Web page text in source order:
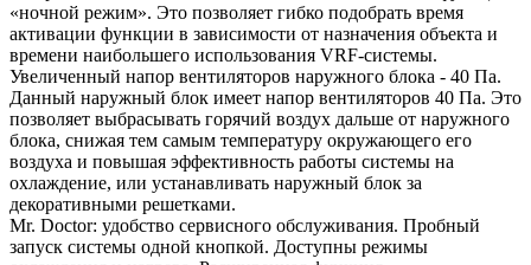
«ночной режим». Это позволяет гибко подобрать время
активации функции в зависимости от назначения объекта и
времени наибольшего использования VRF-системы.
Увеличенный напор вентиляторов наружного блока - 40 Па.
Данный наружный блок имеет напор вентиляторов 40 Па. Это
позволяет выбрасывать горячий воздух дальше от наружного
блока, снижая тем самым температуру окружающего его
воздуха и повышая эффективность работы системы на
охлаждение, или устанавливать наружный блок за
декоративными решетками.
Mr. Doctor: удобство сервисного обслуживания. Пробный
запуск системы одной кнопкой. Доступны режимы